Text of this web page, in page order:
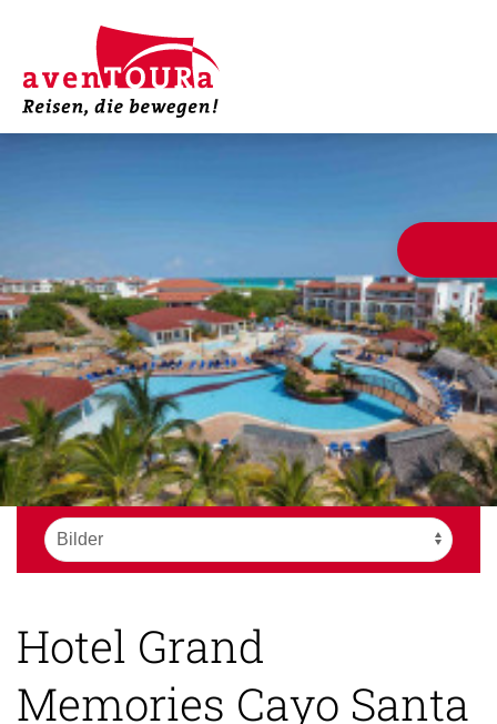
Hotel Grand
Memories Cayo Santa